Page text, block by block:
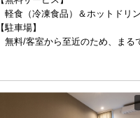
軽食（冷凍食品）＆ホットドリ
【駐車場】
無料/客室から至近のため、まる